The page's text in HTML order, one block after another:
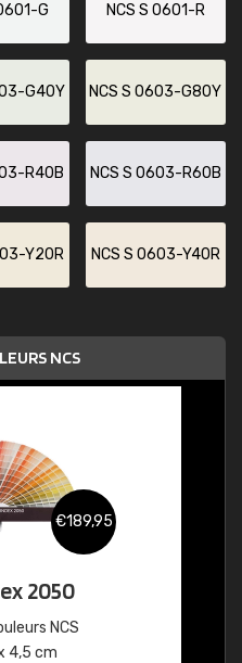
G NCS S 0601-R
G40Y NCS S 0603-G80Y
R40B NCS S 0603-R60B
Y20R NCS S 0603-Y40R
NCS
€189,95
2050
NCS
4,5 cm